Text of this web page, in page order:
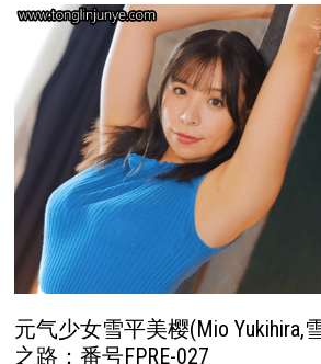
元气少女雪平美樱(Mio Yukihira,
之路：番号FPRE-027